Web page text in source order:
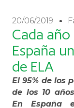
20/06/2019
Cada
España
de ELA
El 95% de los
de los 10
En España